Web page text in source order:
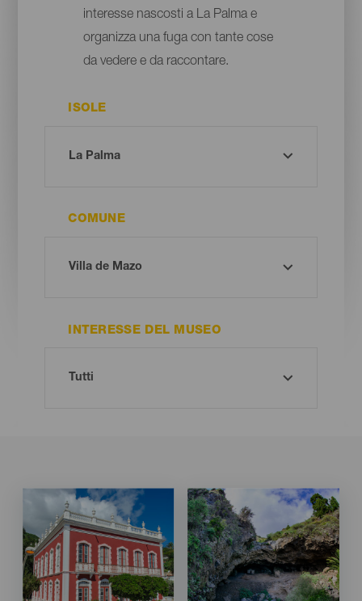
interesse nascosti a La Palma e
organizza una fuga con tante cose
da vedere e da raccontare.
ISOLE
COMUNE
INTERESSE DEL MUSEO
Imagen
Listado
Imagen
Imagen
Listado
Imagen